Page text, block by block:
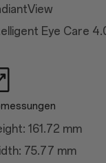
+ 512 GB
Eye Care
161.72 mm
75.77 mm